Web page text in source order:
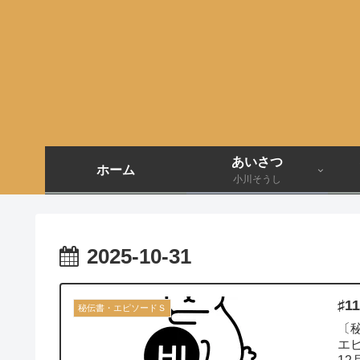
ホーム
あいさつ
小川そうし
2025-10-31
秘伝書・エピソードＳ
エ